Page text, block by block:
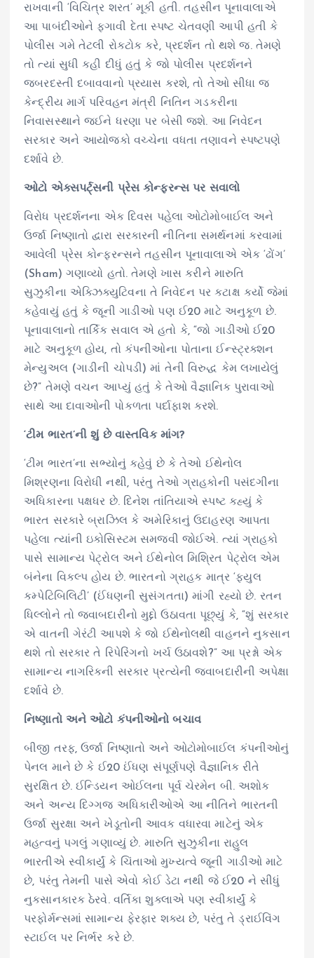
રાખવાની ‘વિચિત્ર શરત’ મૂકી હતી. તહસીન પૂનાવાલાએ
આ પાબંદીઓને ફગાવી દેતા સ્પષ્ટ ચેતવણી આપી હતી કે
પોલીસ ગમે તેટલી રોકટોક કરે, પ્રદર્શન તો થશે જ. તેમણે
તો ત્યાં સુધી કહી દીધું હતું કે જો પોલીસ પ્રદર્શનને
જબરદસ્તી દબાવવાનો પ્રયાસ કરશે, તો તેઓ સીધા જ
કેન્દ્રીય માર્ગ પરિવહન મંત્રી નિતિન ગડકરીના
નિવાસસ્થાને જઈને ધરણા પર બેસી જશે. આ નિવેદન
સરકાર અને આયોજકો વચ્ચેના વધતા તણાવને સ્પષ્ટપણે
દર્શાવે છે.
ઓટો એક્સપર્ટ્સની પ્રેસ કોન્ફરન્સ પર સવાલો
વિરોધ પ્રદર્શનના એક દિવસ પહેલા ઓટોમોબાઈલ અને
ઉર્જા નિષ્ણાતો દ્વારા સરકારની નીતિના સમર્થનમાં કરવામાં
આવેલી પ્રેસ કોન્ફરન્સને તહસીન પૂનાવાલાએ એક ‘ઢોંગ’
(Sham) ગણાવ્યો હતો. તેમણે ખાસ કરીને મારુતિ
સુઝુકીના એક્ઝિક્યુટિવના તે નિવેદન પર કટાક્ષ કર્યો જેમાં
કહેવાયું હતું કે જૂની ગાડીઓ પણ ઈ20 માટે અનુકૂળ છે.
પૂનાવાલાનો તાર્કિક સવાલ એ હતો કે, “જો ગાડીઓ ઈ20
માટે અનુકૂળ હોય, તો કંપનીઓના પોતાના ઈન્સ્ટ્રક્શન
મેન્યુઅલ (ગાડીની ચોપડી) માં તેની વિરુદ્ધ કેમ લખાયેલું
છે?” તેમણે વચન આપ્યું હતું કે તેઓ વૈજ્ઞાનિક પુરાવાઓ
સાથે આ દાવાઓની પોકળતા પર્દાફાશ કરશે.
‘ટીમ ભારત’ની શું છે વાસ્તવિક માંગ?
‘ટીમ ભારત’ના સભ્યોનું કહેવું છે કે તેઓ ઈથેનોલ
મિશ્રણના વિરોધી નથી, પરંતુ તેઓ ગ્રાહકોની પસંદગીના
અધિકારના પક્ષધર છે. દિનેશ તાંતિયાએ સ્પષ્ટ કહ્યું કે
ભારત સરકારે બ્રાઝિલ કે અમેરિકાનું ઉદાહરણ આપતા
પહેલા ત્યાંની ઇકોસિસ્ટમ સમજવી જોઈએ. ત્યાં ગ્રાહકો
પાસે સામાન્ય પેટ્રોલ અને ઈથેનોલ મિશ્રિત પેટ્રોલ એમ
બંનેના વિકલ્પ હોય છે. ભારતનો ગ્રાહક માત્ર ‘ફ્યુલ
કમ્પેટિબિલિટી’ (ઈંધણની સુસંગતતા) માંગી રહ્યો છે. રતન
ધિલ્લોને તો જવાબદારીનો મુદ્દો ઉઠાવતા પૂછ્યું કે, “શું સરકાર
એ વાતની ગેરંટી આપશે કે જો ઈથેનોલથી વાહનને નુકસાન
થશે તો સરકાર તે રિપેરિંગનો ખર્ચ ઉઠાવશે?” આ પ્રશ્નો એક
સામાન્ય નાગરિકની સરકાર પ્રત્યેની જવાબદારીની અપેક્ષા
દર્શાવે છે.
નિષ્ણાતો અને ઓટો કંપનીઓનો બચાવ
બીજી તરફ, ઉર્જા નિષ્ણાતો અને ઓટોમોબાઈલ કંપનીઓનું
પેનલ માને છે કે ઈ20 ઈંધણ સંપૂર્ણપણે વૈજ્ઞાનિક રીતે
સુરક્ષિત છે. ઈન્ડિયન ઓઈલના પૂર્વ ચેરમેન બી. અશોક
અને અન્ય દિગ્ગજ અધિકારીઓએ આ નીતિને ભારતની
ઉર્જા સુરક્ષા અને ખેડૂતોની આવક વધારવા માટેનું એક
મહત્વનું પગલું ગણાવ્યું છે. મારુતિ સુઝુકીના રાહુલ
ભારતીએ સ્વીકાર્યું કે ચિંતાઓ મુખ્યત્વે જૂની ગાડીઓ માટે
છે, પરંતુ તેમની પાસે એવો કોઈ ડેટા નથી જે ઈ20 ને સીધું
નુકસાનકારક ઠેરવે. વર્તિકા શુક્લાએ પણ સ્વીકાર્યું કે
પરફોર્મન્સમાં સામાન્ય ફેરફાર શક્ય છે, પરંતુ તે ડ્રાઈવિંગ
સ્ટાઈલ પર નિર્ભર કરે છે.